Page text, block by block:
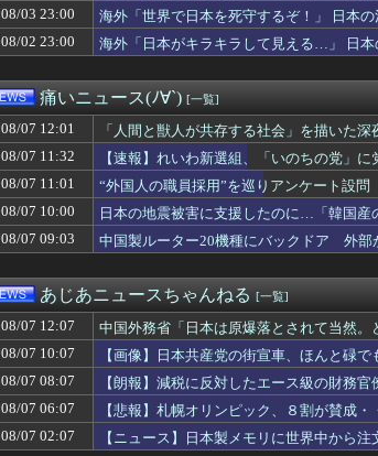
イスラム教徒の10代男女の「お互いに体を触ってはいけ
安亭事件とは何か——労働者が上海・南京間の鉄道を31
青葉坂46、各新人の寄せ集めになりそう。つまり大野セ
ロッテ山口航輝、お前らの想像の8倍くらい打ちまくって
れいわ信者「“れいわ信者”や“れいわ知能”といった表現
スペースXのロケット残骸、月に衝突 人工物で過去最
企業の採用試験でタイムキーパーを志願した人が盛大に
実証実験都市「ウーブン・シティ」が一般の居住希望者
【米国人の反応】昔のトヨタ製ピックアップトラックは
平和活動家がいなくなると平和 [8/7]
もう横浜拘置所には行きたくない
ちいかわ映画が成功した理由、ガチで分析されるｗｗｗ
【平等は？】文科省、若手女性研究者支援のため大学に
【速報】ワンピースの「世界に5種しかない飛行能力」
サヨク「防弾ガラスで守られ『広島から出て行けー！』
QRコード決済やタブレットなどを使いこなせない人も居
日本のお盆をダブル台風直撃か？←「タイミング悪すぎ
自転車の女が転倒。私「（痛いだろうし、それ以上に恥
【画像】芋系女子大生「え～！？ 私と付き合いたい？
中国「日本は原爆被害者の立場で同情を買おうとするの
【速報】財務省、大型連休中の為替介入日数は3日間＝
08/03 23:00
海外「世界で日本を死守するぞ！」 日本
08/02 23:00
海外「日本がキラキラして見える…」 日
痛いニュース(ﾉ∀`) [一覧]
08/07 12:01
「人間と獣人が共存する社会」を描いた
08/07 11:32
【速報】れいわ新選組、「いのちの党」に
08/07 11:01
“外国人の職員採用”を巡りアンケート設
08/07 10:00
日本の地震被害に支援したのに…「韓国産
08/07 09:03
中国製ルーター20機種にバックドア 外部
あじあニュースちゃんねる [一覧]
08/07 12:07
中国外務省「日本は原爆落とされて当然。
08/07 10:07
【画像】日本共産党の街宣車、ほんと碌で
08/07 08:07
【朗報】減税に反対したエース級の財務
08/07 06:07
【悲報】札幌オリンピック、８割が賛成・
08/07 02:07
【ニュース】日本製メモリに世界中から